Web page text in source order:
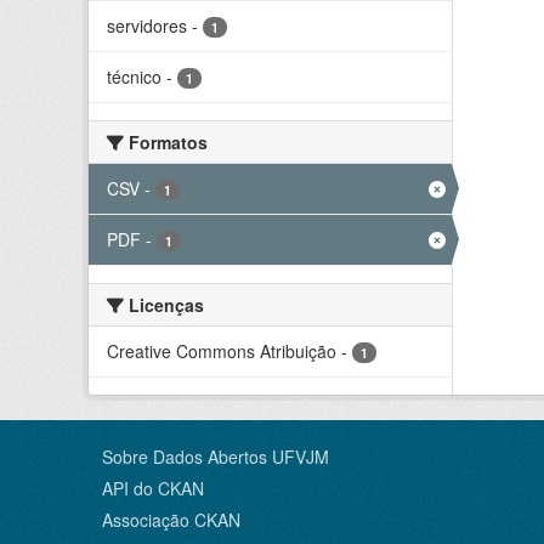
servidores - 1
técnico - 1
Formatos
CSV - 1
PDF - 1
Licenças
Creative Commons Atribuição - 1
Sobre Dados Abertos UFVJM
API do CKAN
Associação CKAN